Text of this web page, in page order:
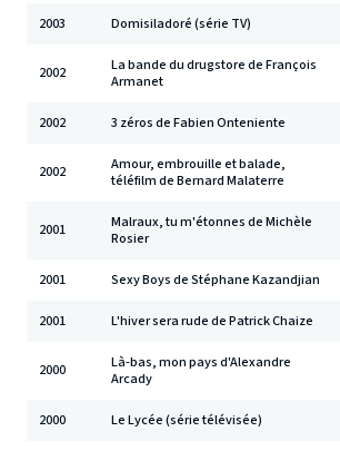
2003 Domisiladoré (série TV)
2002
La bande du drugstore de François
Armanet
2002 3 zéros de Fabien Onteniente
2002
Amour, embrouille et balade,
téléfilm de Bernard Malaterre
2001
Malraux, tu m'étonnes de Michèle
Rosier
2001 Sexy Boys de Stéphane Kazandjian
2001 L'hiver sera rude de Patrick Chaize
2000
Là-bas, mon pays d'Alexandre
Arcady
2000 Le Lycée (série télévisée)